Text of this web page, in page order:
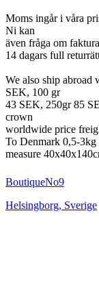
Moms ingår i våra
Ni kan
även fråga om
14 dagars full
We also ship
SEK, 100 gr
43 SEK, 250gr 85
crown
worldwide price
To Denmark 0,5-
measure
BoutiqueNo9
Helsingborg, Sverige